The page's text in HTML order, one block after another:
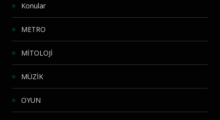
Konular
METRO
MİTOLOJİ
MÜZİK
OYUN